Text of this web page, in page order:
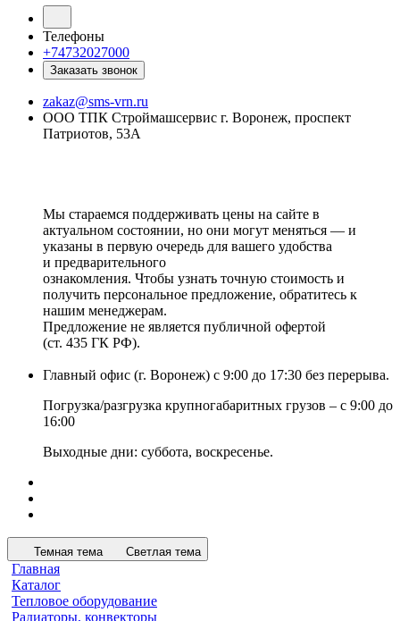
Телефоны
+74732027000
Заказать звонок
zakaz@sms-vrn.ru
ООО ТПК Строймашсервис г. Воронеж, проспект
Патриотов, 53А
Мы стараемся поддерживать цены на сайте в
актуальном состоянии, но они могут меняться — и
указаны в первую очередь для вашего удобства
и предварительного
ознакомления. Чтобы узнать точную стоимость и
получить персональное предложение, обратитесь к
нашим менеджерам.
Предложение не является публичной офертой
(ст. 435 ГК РФ).
Главный офис (г. Воронеж) с 9:00 до 17:30 без перерыва.
Погрузка/разгрузка крупногабаритных грузов – с 9:00 до
16:00
Выходные дни: суббота, воскресенье.
Темная тема Светлая тема
Главная
Каталог
Тепловое оборудование
Радиаторы, конвекторы